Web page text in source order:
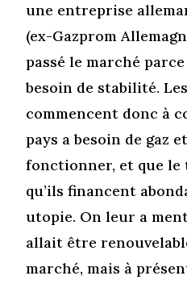
une entreprise
(ex-Gazprom
passé le marché
besoin de stabilité.
commencent donc à
pays a besoin de gaz
fonctionner, et que le
qu’ils financent
utopie. On leur a
allait être
marché, mais à